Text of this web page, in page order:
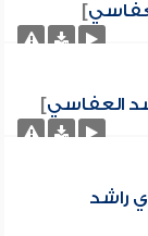
]
العفاسي]
راشد